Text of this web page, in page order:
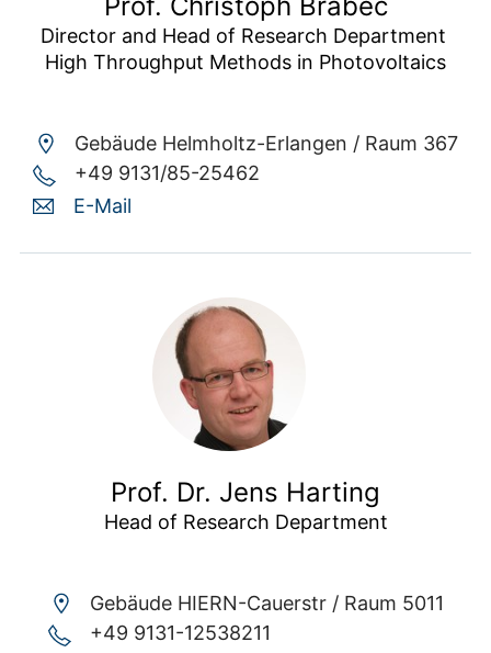
Director and Head of Research Department
High Throughput Methods in Photovoltaics
Gebäude Helmholtz-Erlangen / Raum 367
+49 9131/85-25462
E-Mail
Prof. Dr. Jens Harting
Head of Research Department
Gebäude HIERN-Cauerstr / Raum 5011
+49 9131-12538211